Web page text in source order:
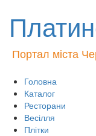
Портал міста
Головна
Каталог
Ресторани
Весілля
Плітки